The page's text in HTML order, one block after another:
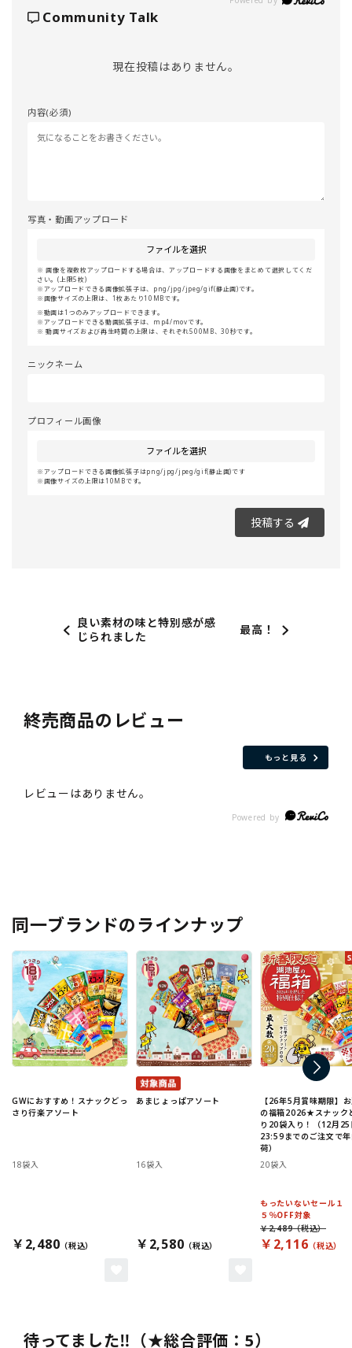
Community Talk
現在投稿はありません。
内容(必須)
写真・動画アップロード
ファイルを選択
画像を複数枚アップロードする場合は、アップロードする画像をまとめて選択してくだ
さい。(上限5枚)
アップロードできる画像拡張子は、png/jpg/jpeg/gif(静止画)です。
画像サイズの上限は、1枚あたり10MBです。
動画は1つのみアップロードできます。
アップロードできる動画拡張子は、mp4/movです。
動画サイズおよび再生時間の上限は、それぞれ500MB、30秒です。
ニックネーム
プロフィール画像
ファイルを選択
アップロードできる画像拡張子はpng/jpg/jpeg/gif(静止画)です
画像サイズの上限は10MBです。
投稿する
良い素材の味と特別感が感
じられました
最高！
終売商品のレビュー
もっと見る
同一ブランドのラインナップ
GWにおすすめ！スナックどっ
さり行楽アソート
18袋入
￥2,480
あまじょっぱアソート
16袋入
￥2,580
【26年5月賞味期限】
の福箱2026★スナック
り20袋入り！（12月25
23:59までのご注文で
荷）
20袋入
もったいないセール１
５％OFF対象
￥2,116
￥2,489
待ってました‼️（★総合評価：5）